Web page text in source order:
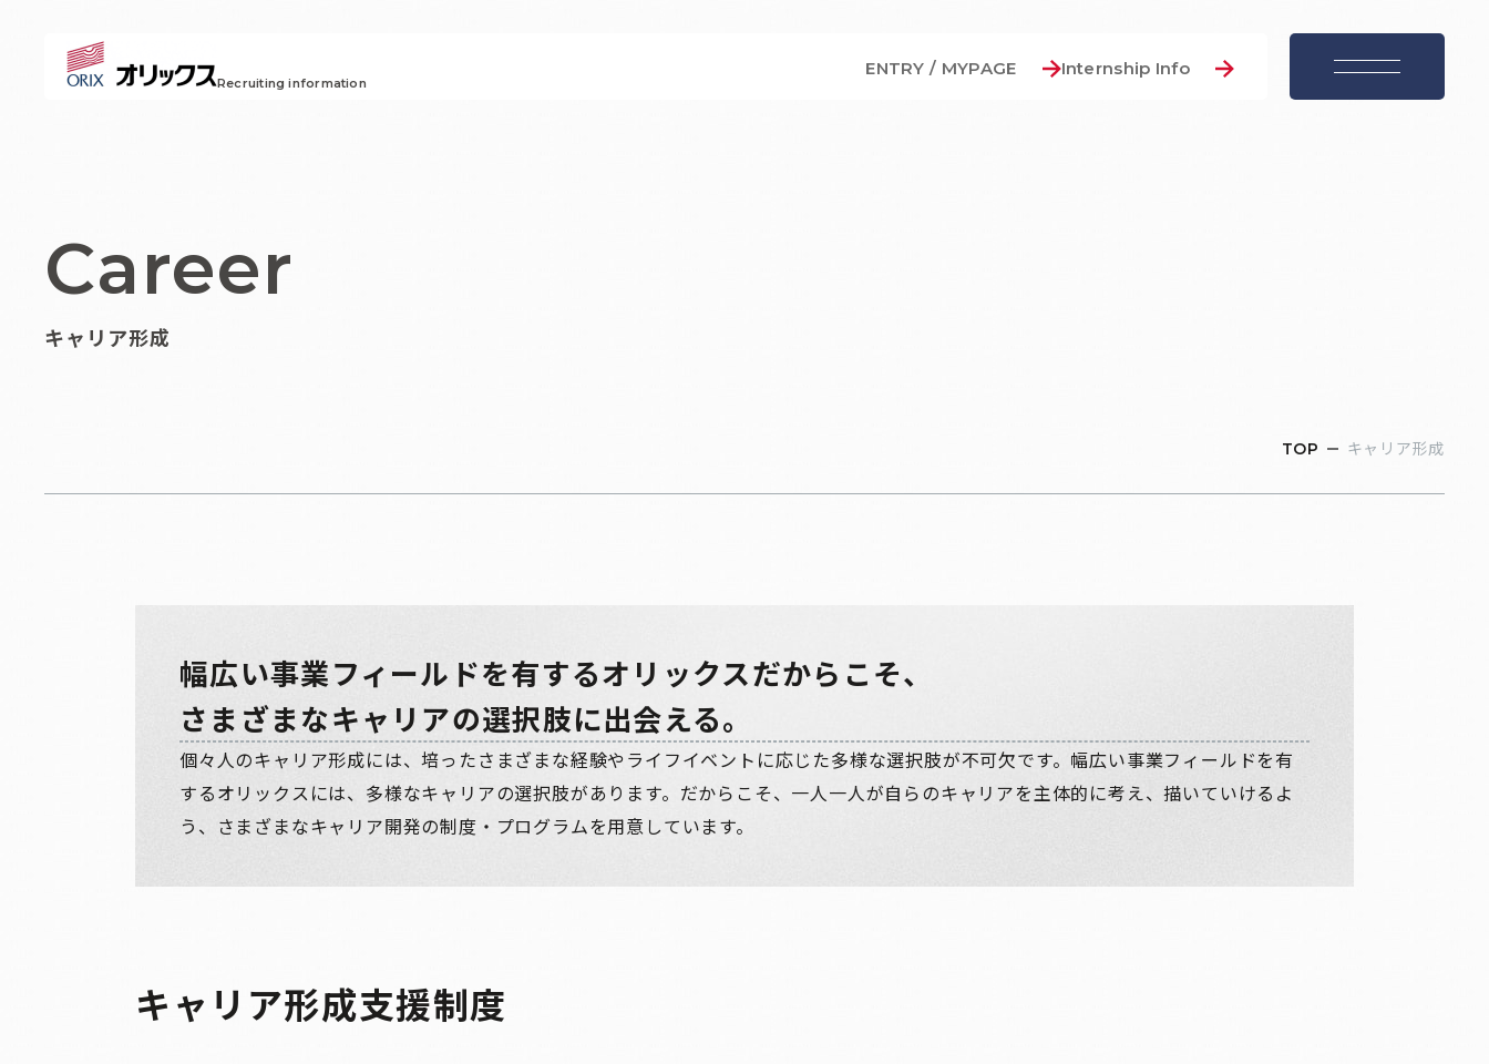
Recruiting information
ENTRY / MYPAGE Internship Info menu
Career
キャリア形成
TOP キャリア形成
幅広い事業フィールドを有するオリックスだからこそ、
さまざまなキャリアの選択肢に出会える。
個々人のキャリア形成には、培ったさまざまな経験やライフイベントに応じた多様な選択肢が不可欠です。幅広い事業フィールドを有
するオリックスには、多様なキャリアの選択肢があります。だからこそ、一人一人が自らのキャリアを主体的に考え、描いていけるよ
う、さまざまなキャリア開発の制度・プログラムを用意しています。
キャリア形成支援制度